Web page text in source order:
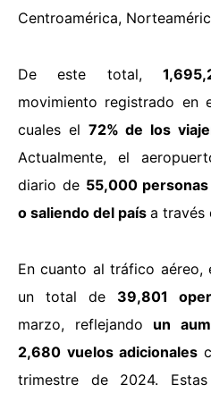
Centroamérica,
De este total,
movimiento registrado en
cuales el 72% de los
Actualmente, el
diario de 55,000
o saliendo del país a través
En cuanto al tráfico
un total de 39,801
marzo, reflejando un
2,680 vuelos adicionales
trimestre de 2024.